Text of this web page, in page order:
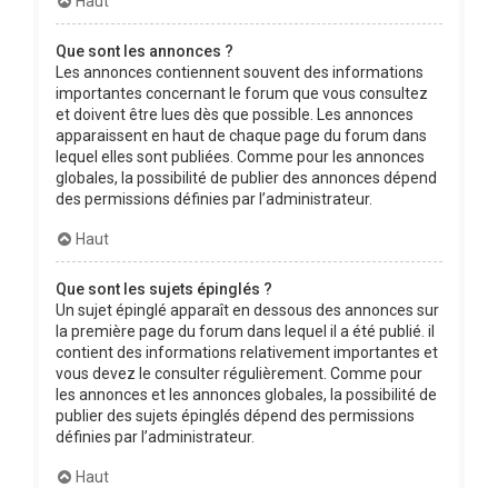
Que sont les annonces ?
Les annonces contiennent souvent des informations
importantes concernant le forum que vous consultez
et doivent être lues dès que possible. Les annonces
apparaissent en haut de chaque page du forum dans
lequel elles sont publiées. Comme pour les annonces
globales, la possibilité de publier des annonces dépend
des permissions définies par l’administrateur.
Haut
Que sont les sujets épinglés ?
Un sujet épinglé apparaît en dessous des annonces sur
la première page du forum dans lequel il a été publié. il
contient des informations relativement importantes et
vous devez le consulter régulièrement. Comme pour
les annonces et les annonces globales, la possibilité de
publier des sujets épinglés dépend des permissions
définies par l’administrateur.
Haut